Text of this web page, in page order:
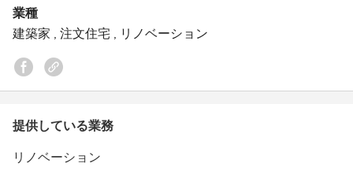
2006年村田靖夫建築研究室
2007年同チーフアーキテクト
村田靖夫の逝去にともない事務所を受け継ぐ
2009年村田淳建築研究室に改称
2011年NPO法人家づくりの会 理事
受賞歴：
庭の平屋」入賞
業種
建築家 , 注文住宅 , リノベーション
提供している業務
リノベーション